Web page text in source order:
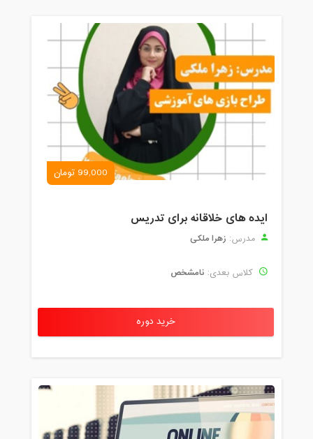
99,000 تومان
ایده های خلاقانه برای تدریس
مدرس: زهرا ملکی
کلاس بعدی: نامشخص
خرید دوره